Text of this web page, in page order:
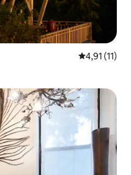
Évaluation
4,91 (11)
appréciés